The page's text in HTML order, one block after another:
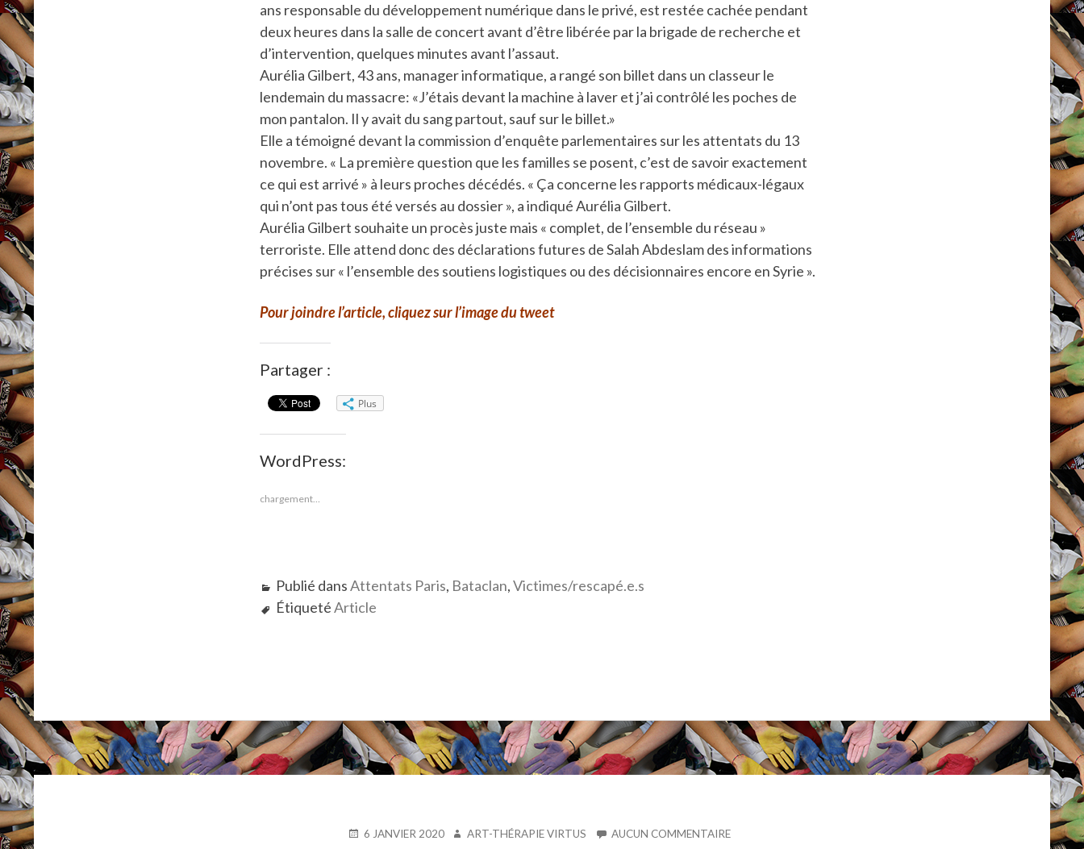
ans responsable du développement numérique dans le privé, est restée cachée pendant
deux heures dans la salle de concert avant d’être libérée par la brigade de recherche et
d’intervention, quelques minutes avant l’assaut.
Aurélia Gilbert, 43 ans, manager informatique, a rangé son billet dans un classeur le
lendemain du massacre: «J’étais devant la machine à laver et j’ai contrôlé les poches de
mon pantalon. Il y avait du sang partout, sauf sur le billet.»
Elle a témoigné devant la commission d’enquête parlementaires sur les attentats du 13
novembre. « La première question que les familles se posent, c’est de savoir exactement
ce qui est arrivé » à leurs proches décédés. « Ça concerne les rapports médicaux-légaux
qui n’ont pas tous été versés au dossier », a indiqué Aurélia Gilbert.
Aurélia Gilbert souhaite un procès juste mais « complet, de l’ensemble du réseau »
terroriste. Elle attend donc des déclarations futures de Salah Abdeslam des informations
précises sur « l’ensemble des soutiens logistiques ou des décisionnaires encore en Syrie ».
Pour joindre l’article, cliquez sur l’image du tweet
Partager :
Plus
WordPress:
chargement…
Publié dansAttentats Paris, Bataclan,Victimes/rescapé.e.s
ÉtiquetéArticle
PUBLIÉ
6 JANVIER 2020 AUTEUR
ART-THÉRAPIE VIRTUS AUCUN COMMENTAIRESUR